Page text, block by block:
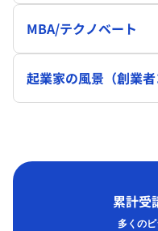
MBA/テクノベート
起業家の風景（創業者
累計受
多くのビ